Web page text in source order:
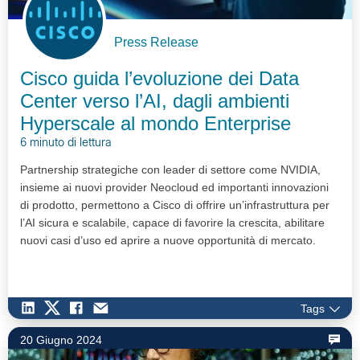
Press Release
Cisco guida l’evoluzione dei Data
Center verso l’AI, dagli ambienti
Hyperscale al mondo Enterprise
6 minuto di lettura
Partnership strategiche con leader di settore come NVIDIA,
insieme ai nuovi provider Neocloud ed importanti innovazioni
di prodotto, permettono a Cisco di offrire un’infrastruttura per
l’AI sicura e scalabile, capace di favorire la crescita, abilitare
nuovi casi d’uso ed aprire a nuove opportunità di mercato.
Tags
20 Giugno 2024